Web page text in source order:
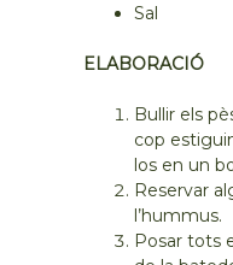
Sal
ELABORACIÓ
Bullir els
cop
los en un
Reservar
l’hummus.
Posar tots